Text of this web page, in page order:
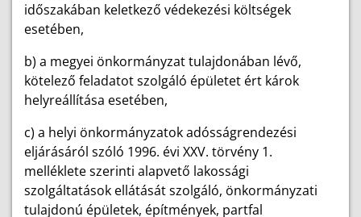
időszakában keletkező védekezési költségek
esetében,
b) a megyei önkormányzat tulajdonában lévő,
kötelező feladatot szolgáló épületet ért károk
helyreállítása esetében,
c) a helyi önkormányzatok adósságrendezési
eljárásáról szóló 1996. évi XXV. törvény 1.
melléklete szerinti alapvető lakossági
szolgáltatások ellátását szolgáló, önkormányzati
tulajdonú épületek, építmények, partfal